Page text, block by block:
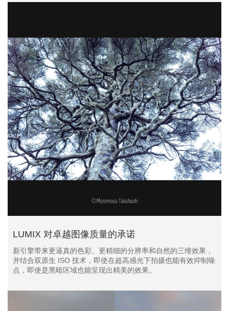
LUMIX 对卓越图像质量的承诺
新引擎带来更逼真的色彩、更精细的分辨率和自然的三维效果，
并结合双原生 ISO 技术，即使在超高感光下拍摄也能有效抑制噪
点，即使是黑暗区域也能呈现出精美的效果。